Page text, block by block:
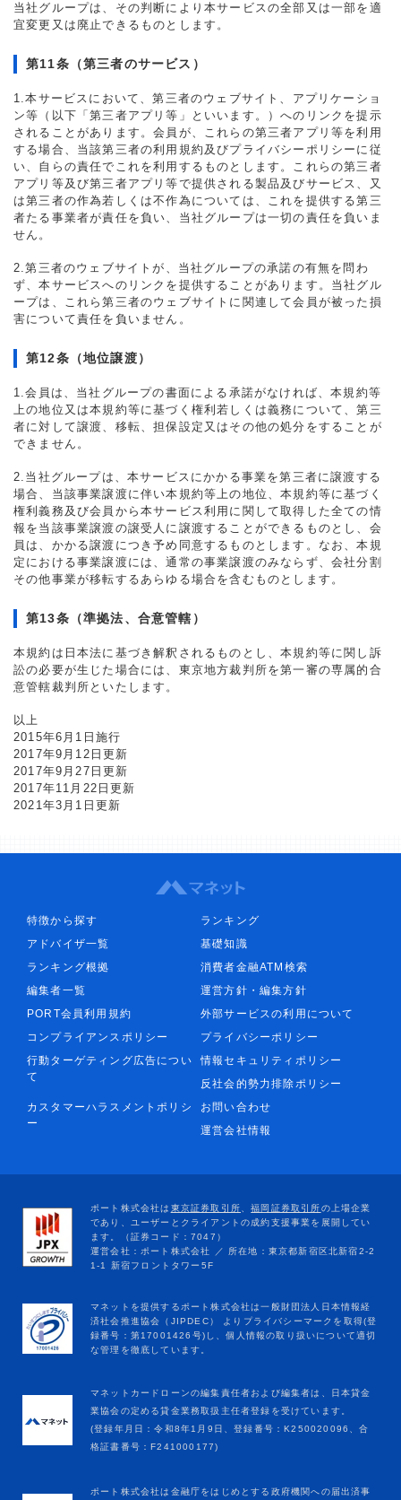
当社グループは、その判断により本サービスの全部又は一部を適
宜変更又は廃止できるものとします。
第11条（第三者のサービス）
1.本サービスにおいて、第三者のウェブサイト、アプリケーショ
ン等（以下「第三者アプリ等」といいます。）へのリンクを提示
されることがあります。会員が、これらの第三者アプリ等を利用
する場合、当該第三者の利用規約及びプライバシーポリシーに従
い、自らの責任でこれを利用するものとします。これらの第三者
アプリ等及び第三者アプリ等で提供される製品及びサービス、又
は第三者の作為若しくは不作為については、これを提供する第三
者たる事業者が責任を負い、当社グループは一切の責任を負いま
せん。
2.第三者のウェブサイトが、当社グループの承諾の有無を問わ
ず、本サービスへのリンクを提供することがあります。当社グル
ープは、これら第三者のウェブサイトに関連して会員が被った損
害について責任を負いません。
第12条（地位譲渡）
1.会員は、当社グループの書面による承諾がなければ、本規約等
上の地位又は本規約等に基づく権利若しくは義務について、第三
者に対して譲渡、移転、担保設定又はその他の処分をすることが
できません。
2.当社グループは、本サービスにかかる事業を第三者に譲渡する
場合、当該事業譲渡に伴い本規約等上の地位、本規約等に基づく
権利義務及び会員から本サービス利用に関して取得した全ての情
報を当該事業譲渡の譲受人に譲渡することができるものとし、会
員は、かかる譲渡につき予め同意するものとします。なお、本規
定における事業譲渡には、通常の事業譲渡のみならず、会社分割
その他事業が移転するあらゆる場合を含むものとします。
第13条（準拠法、合意管轄）
本規約は日本法に基づき解釈されるものとし、本規約等に関し訴
訟の必要が生じた場合には、東京地方裁判所を第一審の専属的合
意管轄裁判所といたします。
以上
2015年6月1日施行
2017年9月12日更新
2017年9月27日更新
2017年11月22日更新
2021年3月1日更新
特徴から探す
ランキング
アドバイザ一覧
基礎知識
ランキング根拠
消費者金融ATM検索
編集者一覧
運営方針・編集方針
PORT会員利用規約
外部サービスの利用について
コンプライアンスポリシー
プライバシーポリシー
行動ターゲティング広告につい
て
情報セキュリティポリシー
反社会的勢力排除ポリシー
カスタマーハラスメントポリシ
ー
お問い合わせ
運営会社情報
マネットカードローンの編集責任者および編集者は、日本貸金
業協会の定める貸金業務取扱主任者登録を受けています。
(登録年月日：令和8年1月9日、登録番号：K250020096、合
格証書番号：F241000177)
ポート株式会社は金融庁をはじめとする政府機関への届出済事